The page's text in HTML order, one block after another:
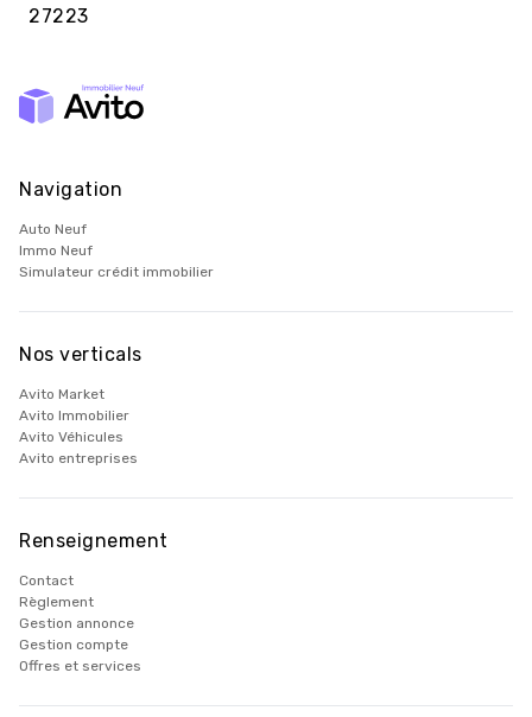
27223
Navigation
Auto Neuf
Immo Neuf
Simulateur crédit immobilier
Nos verticals
Avito Market
Avito Immobilier
Avito Véhicules
Avito entreprises
Renseignement
Contact
Règlement
Gestion annonce
Gestion compte
Offres et services